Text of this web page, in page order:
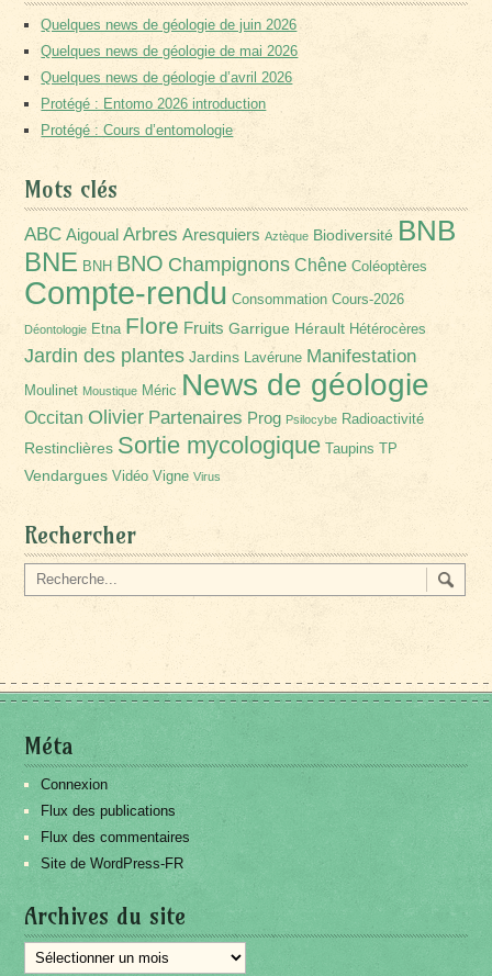
Quelques news de géologie de juin 2026
Quelques news de géologie de mai 2026
Quelques news de géologie d’avril 2026
Protégé : Entomo 2026 introduction
Protégé : Cours d’entomologie
Mots clés
ABC Aigoual Arbres Aresquiers Aztèque Biodiversité BNB
BNE BNH BNO Champignons Chêne Coléoptères
Compte-rendu Consommation Cours-2026
Déontologie Etna Flore Fruits Garrigue Hérault Hétérocères
Jardin des plantes Jardins Lavérune Manifestation
Moulinet Moustique Méric News de géologie
Occitan Olivier Partenaires Prog Psilocybe Radioactivité
Restinclières Sortie mycologique Taupins TP
Vendargues Vidéo Vigne Virus
Rechercher
Méta
Connexion
Flux des publications
Flux des commentaires
Site de WordPress-FR
Archives du site
Archives